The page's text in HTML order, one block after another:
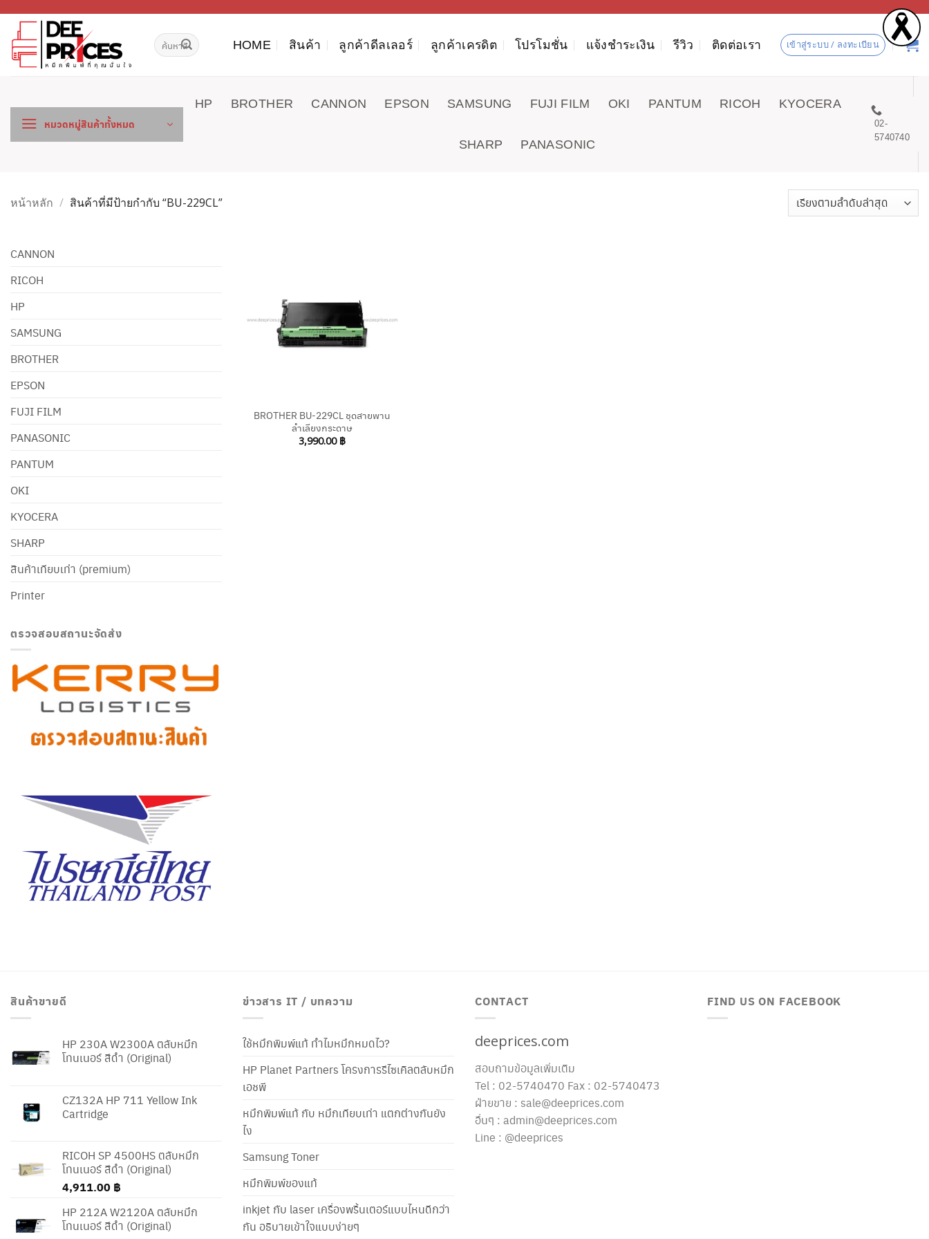
เนื้อหา
ค้นหา: HOME สินค้า ลูกค้าดีลเลอร์ ลูกค้าเครดิต โปรโมชั่น แจ้งชำระเงิน รีวิว ติดต่อเรา เข้าสู่ระบบ / ลงทะเบียน
หมวดหมู่สินค้าทั้งหมด
HP BROTHER CANNON EPSON SAMSUNG FUJI FILM OKI PANTUM RICOH KYOCERA
SHARP PANASONIC
02-
5740740
หน้าหลัก / สินค้าที่มีป้ายกำกับ “BU-229CL”
CANNON
RICOH
HP
SAMSUNG
BROTHER
EPSON
FUJI FILM
PANASONIC
PANTUM
OKI
KYOCERA
SHARP
สินค้าเทียบเท่า (premium)
Printer
ตรวจสอบสถานะจัดส่ง
BROTHER BU-229CL ชุดสายพาน
ลำเลียงกระดาษ
3,990.00 ฿
สินค้าขายดี
HP 230A W2300A ตลับหมึก
โทนเนอร์ สีดำ (Original)
CZ132A HP 711 Yellow Ink
Cartridge
RICOH SP 4500HS ตลับหมึก
โทนเนอร์ สีดำ (Original)
4,911.00 ฿
HP 212A W2120A ตลับหมึก
โทนเนอร์ สีดำ (Original)
ข่าวสาร IT / บทความ
ใช้หมึกพิมพ์แท้ ทำไมหมึกหมดไว?
HP Planet Partners โครงการรีไซเคิลตลับหมึก
เอชพี
หมึกพิมพ์แท้ กับ หมึกเทียบเท่า แตกต่างกันยัง
ไง
Samsung Toner
หมึกพิมพ์ของแท้
inkjet กับ laser เครื่องพริ้นเตอร์แบบไหนดีกว่า
กัน อธิบายเข้าใจแบบง่ายๆ
CONTACT
deeprices.com
สอบถามข้อมูลเพิ่มเติม
Tel : 02-5740470 Fax : 02-5740473
ฝ่ายขาย : sale@deeprices.com
อื่นๆ : admin@deeprices.com
Line : @deeprices
FIND US ON FACEBOOK